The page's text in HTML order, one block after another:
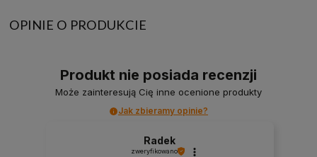
OPINIE O PRODUKCIE
Produkt nie posiada recenzji
Może zainteresują Cię inne ocenione produkty
Jak zbieramy opinie?
Radek
zweryfikowano